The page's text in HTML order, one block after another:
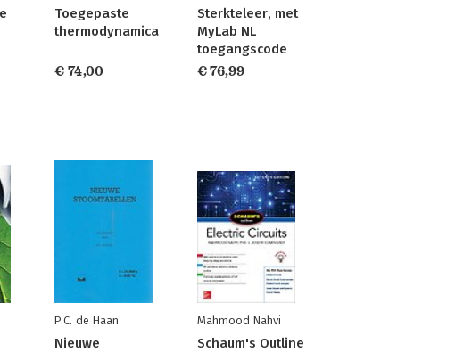
Toegepaste
thermodynamica
€ 74,00
Sterkteleer, met
MyLab NL
toegangscode
€ 76,99
P.C. de Haan
Nieuwe
Mahmood Nahvi
Schaum's Outline